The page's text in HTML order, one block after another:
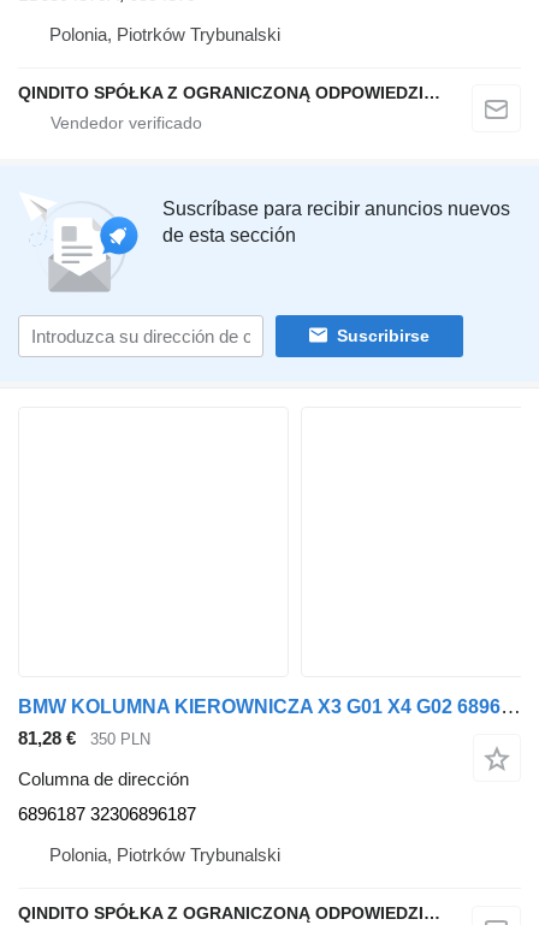
Polonia, Piotrków Trybunalski
QINDITO SPÓŁKA Z OGRANICZONĄ ODPOWIEDZIALNOŚCIĄ
Suscríbase para recibir anuncios nuevos
de esta sección
Suscribirse
BMW KOLUMNA KIEROWNICZA X3 G01 X4 G02 6896187 columna de dirección para BMW X4 G02 coche
81,28 € 350 PLN
Columna de dirección
6896187 32306896187
Polonia, Piotrków Trybunalski
QINDITO SPÓŁKA Z OGRANICZONĄ ODPOWIEDZIALNOŚCIĄ